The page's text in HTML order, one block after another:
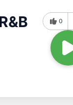
0